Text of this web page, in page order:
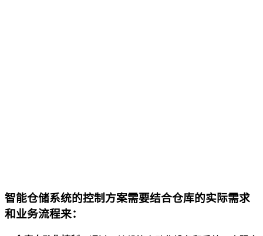
智能仓储系统的控制方案需要结合仓库的实际需求
和业务流程来：